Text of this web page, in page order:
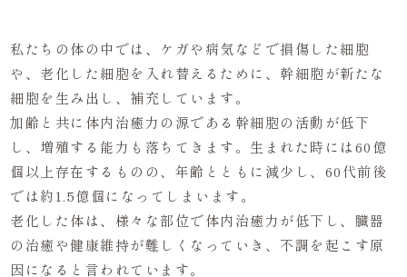
私たちの体の中では、ケガや病気などで損傷した細胞
や、老化した細胞を入れ替えるために、幹細胞が新たな
細胞を生み出し、補充しています。
加齢と共に体内治癒力の源である幹細胞の活動が低下
し、増殖する能力も落ちてきます。生まれた時には60億
個以上存在するものの、年齢とともに減少し、60代前後
では約1.5億個になってしまいます。
老化した体は、様々な部位で体内治癒力が低下し、臓器
の治癒や健康維持が難しくなっていき、不調を起こす原
因になると言われています。